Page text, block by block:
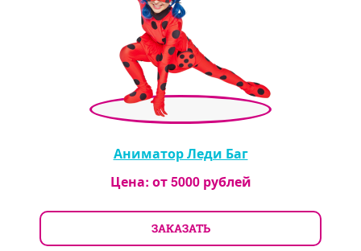
Аниматор Леди Баг
Цена: от5000рублей
ЗАКАЗАТЬ